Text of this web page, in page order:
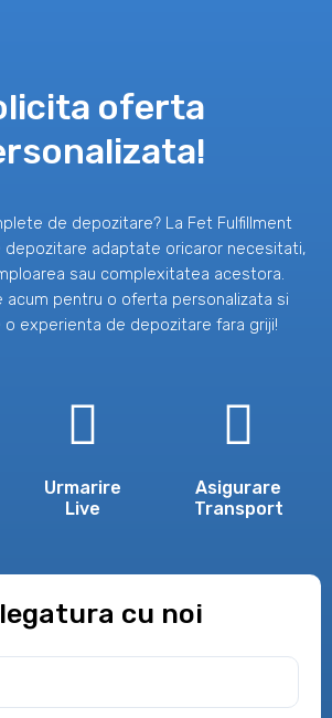
oferta
de depozitare? La Fet Fulfillment
depozitare adaptate oricaror necesitati,
sau complexitatea acestora.
acum pentru o oferta personalizata si
o experienta de depozitare fara griji!
Urmarire
Live
Asigurare
Transport
cu noi